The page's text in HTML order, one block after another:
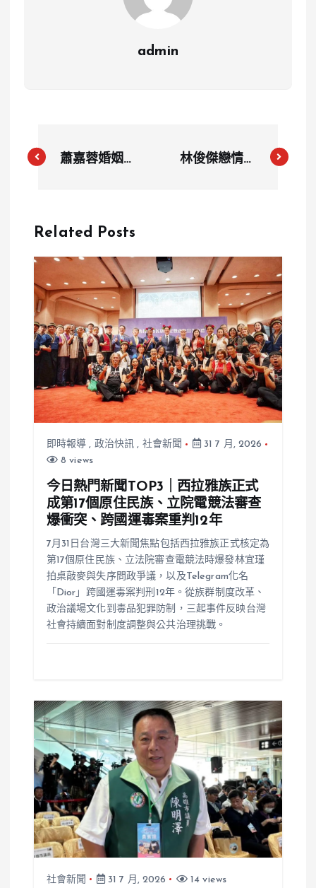
admin
蕭嘉蓉婚姻風
女判賠確定
建民侵害隱私
林俊傑戀情爆
Related Posts
即時報導 , 政治快訊 , 社會新聞
31 7 月, 2026
8 views
今日熱門新聞TOP3｜西拉雅族正式
成第17個原住民族、立院電競法審查
爆衝突、跨國運毒案重判12年
7月31日台灣三大新聞焦點包括西拉雅族正式核定為
第17個原住民族、立法院審查電競法時爆發林宜瑾
拍桌敲麥與失序問政爭議，以及Telegram化名
「Dior」跨國運毒案判刑12年。從族群制度改革、
政治議場文化到毒品犯罪防制，三起事件反映台灣
社會持續面對制度調整與公共治理挑戰。
社會新聞 31 7 月, 2026 14 views